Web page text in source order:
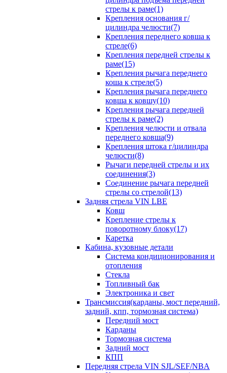
стрелы к раме(1)
Крепления основания г/
цилиндра челюсти(7)
Крепления переднего ковша к
стреле(6)
Крепления передней стрелы к
раме(15)
Крепления рычага переднего
коша к стреле(5)
Крепления рычага переднего
ковша к ковшу(10)
Крепления рычага передней
стрелы к раме(2)
Крепления челюсти и отвала
переднего ковша(9)
Крепления штока г/цилиндра
челюсти(8)
Рычаги передней стрелы и их
соединения(3)
Соединение рычага передней
стрелы со стрелой(13)
Задняя стрела VIN LBE
Ковш
Крепление стрелы к
поворотному блоку(17)
Каретка
Кабина, кузовные детали
Система кондиционирования и
отопления
Стекла
Топливный бак
Электроника и свет
Трансмиссия(карданы, мост передний,
задний, кпп, тормозная система)
Передний мост
Карданы
Тормозная система
Задний мост
КПП
Передняя стрела VIN SJL/SEF/NBA